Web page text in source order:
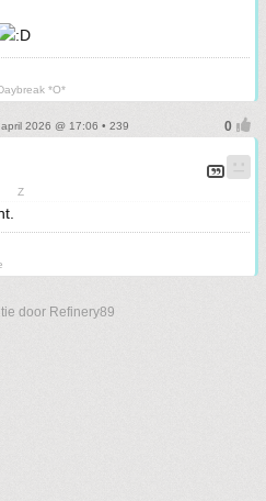
*O*
2026 @ 17:06 • 239
Z
door Refinery89